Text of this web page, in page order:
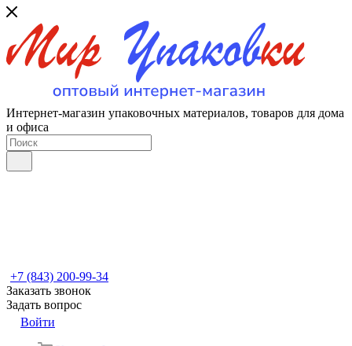
Интернет-магазин упаковочных материалов, товаров для дома
и офиса
+7 (843) 200-99-34
Заказать звонок
Задать вопрос
Войти